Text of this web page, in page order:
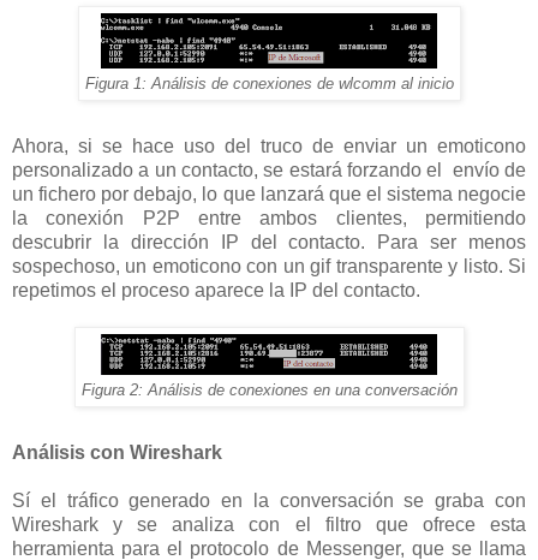
Figura 1: Análisis de conexiones de wlcomm al inicio
Ahora, si se hace uso del truco de enviar un emoticono
personalizado a un contacto, se estará forzando el envío de
un fichero por debajo, lo que lanzará que el sistema negocie
la conexión P2P entre ambos clientes, permitiendo
descubrir la dirección IP del contacto. Para ser menos
sospechoso, un emoticono con un gif transparente y listo. Si
repetimos el proceso aparece la IP del contacto.
Figura 2: Análisis de conexiones en una conversación
Análisis con Wireshark
Sí el tráfico generado en la conversación se graba con
Wireshark y se analiza con el filtro que ofrece esta
herramienta para el protocolo de Messenger, que se llama